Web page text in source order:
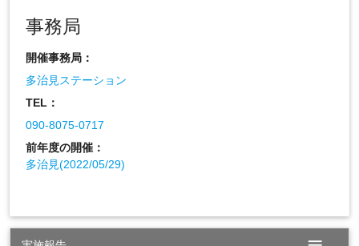
事務局
開催事務局：
多治見ステーション
TEL：
090-8075-0717
前年度の開催：
多治見(2022/05/29)